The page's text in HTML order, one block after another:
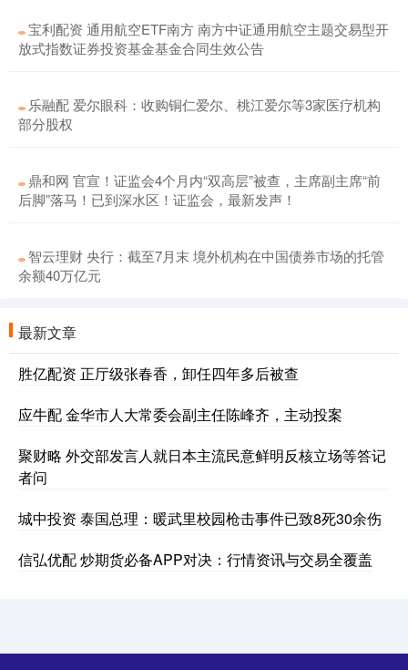
宝利配资 通用航空ETF南方 南方中证通用航空主题交易型开
放式指数证券投资基金基金合同生效公告
乐融配 爱尔眼科：收购铜仁爱尔、桃江爱尔等3家医疗机构
部分股权
鼎和网 官宣！证监会4个月内“双高层”被查，主席副主席“前
后脚”落马！已到深水区！证监会，最新发声！
智云理财 央行：截至7月末 境外机构在中国债券市场的托管
余额40万亿元
最新文章
胜亿配资 正厅级张春香，卸任四年多后被查
应牛配 金华市人大常委会副主任陈峰齐，主动投案
聚财略 外交部发言人就日本主流民意鲜明反核立场等答记
者问
城中投资 泰国总理：暖武里校园枪击事件已致8死30余伤
信弘优配 炒期货必备APP对决：行情资讯与交易全覆盖